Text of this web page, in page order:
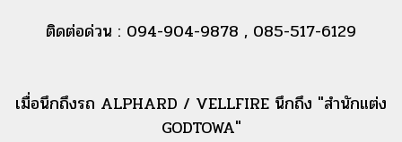
ติดต่อด่วน : 094-904-9878 , 085-517-6129
เมื่อนึกถึงรถ ALPHARD / VELLFIRE นึกถึง "สำนักแต่ง
GODTOWA"